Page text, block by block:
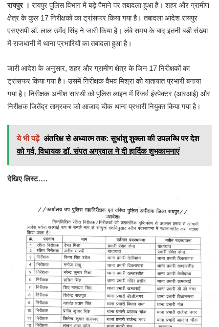
रायपुर । रायपुर पुलिस विभाग में बड़े पैमाने पर तबादला हुआ है। शहर और ग्रामीण
क्षेत्र के कुल 17 निरीक्षकों का ट्रांसफर किया गया है। तबादला आदेश रायपुर
एसएसपी डॉ. लाल उमेंद सिंह ने जारी किया है। लंबे समय के बाद इतनी बड़ी संख्या
में राजधानी में थाना प्रभारियों का तबादला हुआ है।
जारी आदेश के अनुसार, शहर और ग्रामीण क्षेत्र के जिन 17 निरीक्षकों का
ट्रांसफर किया गया है। उसमें निरीक्षक वैभव मिश्रा को यातायात प्रभारी बनाया
गया है। निरीक्षक अनीश सारथी को पुलिस लाइन में रिजर्व इंस्पेक्टर (आरआई) और
निरीक्षक जितेंद्र ताम्रकर को आजाद चौक थाना प्रभारी नियुक्त किया गया है।
ये भी पढ़ें अंतरिक्ष से अध्यात्म तक: सुधांशु शुक्ला की उपलब्धि पर देश
को गर्व, विधायक डॉ. संपत अग्रवाल ने दी हार्दिक शुभकामनाएं
देखिए लिस्ट….